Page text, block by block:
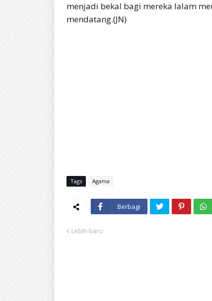
menjadi bekal bagi mereka lalam
mendatang.(JN)
Tags Agama
Berbagi
Lebih baru